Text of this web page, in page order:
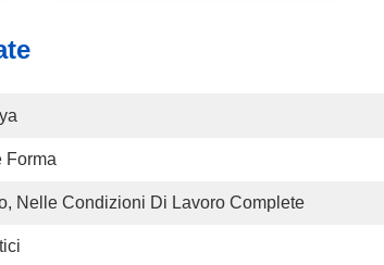
Forma
Nelle Condizioni Di Lavoro Complete